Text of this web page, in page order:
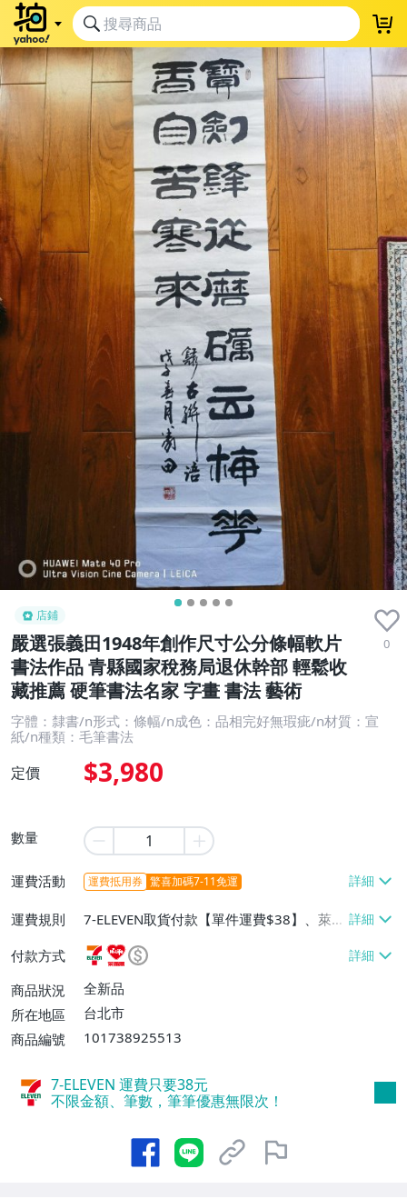
店鋪
嚴選張義田1948年創作尺寸公分條幅軟片
書法作品 青縣國家稅務局退休幹部 輕鬆收
藏推薦 硬筆書法名家 字畫 書法 藝術
0
字體：隸書/n形式：條幅/n成色：品相完好無瑕疵/n材質：宣
紙/n種類：毛筆書法
定價 $3,980
數量
運費活動 運費抵用券 驚喜加碼7-11免運
運費規則
7-ELEVEN取貨付款【單件運費$38】、萊爾
富取貨付款【單件運費$60】、宅配/貨運
【單件運費$130】
付款方式
商品狀況
全新品
所在地區
台北市
商品編號
101738925513
7-ELEVEN 運費只要38元
不限金額、筆數，筆筆優惠無限次！